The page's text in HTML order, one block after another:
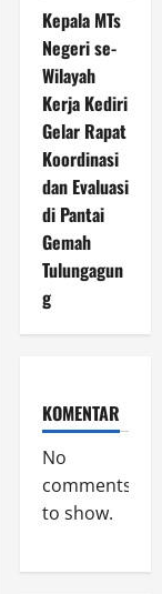
Kepala MTs
Negeri se-
Wilayah
Kerja Kediri
Gelar Rapat
Koordinasi
dan Evaluasi
di Pantai
Gemah
Tulungagun
g
KOMENTAR
No
comments
to show.